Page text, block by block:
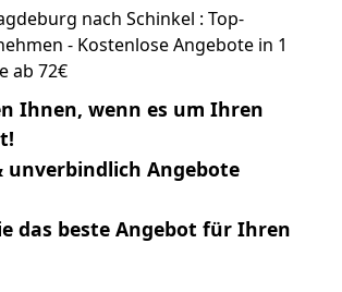
nach Schinkel : Top-
- Kostenlose Angebote in 1
ab 72€
Ihnen, wenn es um Ihren
unverbindlich Angebote
das beste Angebot für Ihren